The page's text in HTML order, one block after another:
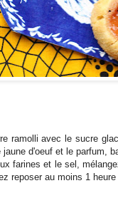
ramolli avec le sucre
d'oeuf et le parfum,
farines et le sel,
reposer au moins 1